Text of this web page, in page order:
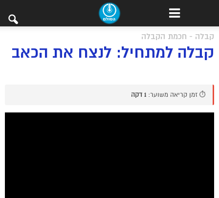
קבלה - חכמת הקבלה
קבלה למתחיל: לנצח את הכאב
⏱️ זמן קריאה משוער: 1 דקה